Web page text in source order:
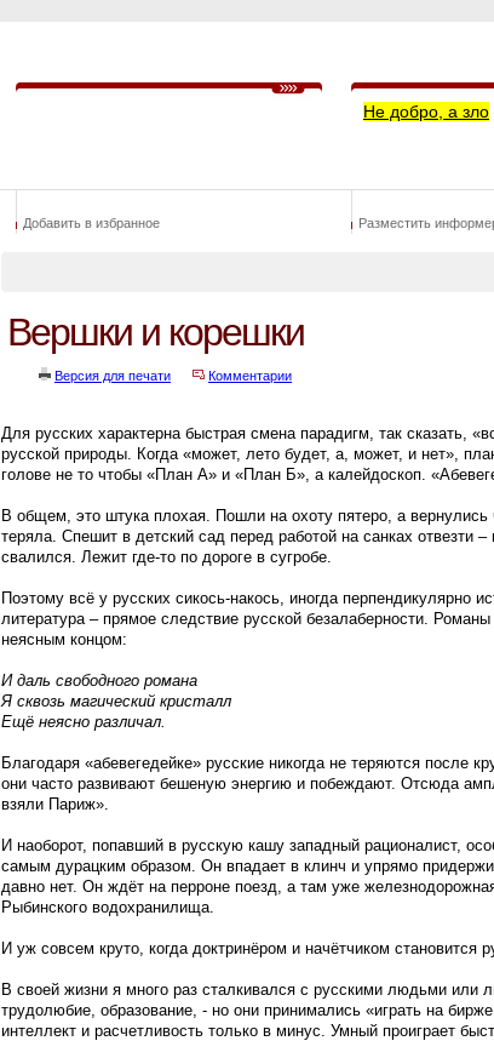
Не добро, а зло
Добавить в избранное Разместить
Вершки и корешки
Версия для печати Комментарии
Для русских характерна быстрая смена парадигм, так сказать,
русской природы. Когда «может, лето будет, а, может, и нет»,
голове не то чтобы «План А» и «План Б», а калейдоскоп.
В общем, это штука плохая. Пошли на охоту пятеро, а
теряла. Спешит в детский сад перед работой на санках отвезти
свалился. Лежит где-то по дороге в сугробе.
Поэтому всё у русских сикось-накось, иногда
литература – прямое следствие русской безалаберности.
неясным концом:
И даль свободного романа
Я сквозь магический кристалл
Ещё неясно различал.
Благодаря «абевегедейке» русские никогда не теряются после
они часто развивают бешеную энергию и побеждают. Отсюда
взяли Париж».
И наоборот, попавший в русскую кашу западный рационалист,
самым дурацким образом. Он впадает в клинч и упрямо
давно нет. Он ждёт на перроне поезд, а там уже
Рыбинского водохранилища.
И уж совсем круто, когда доктринёром и начётчиком
В своей жизни я много раз сталкивался с русскими людьми или
трудолюбие, образование, - но они принимались «играть на
интеллект и расчетливость только в минус. Умный проиграет